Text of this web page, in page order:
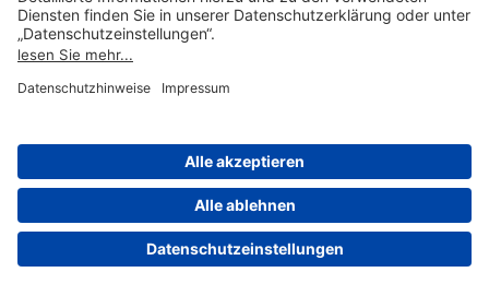
Über uns
© 2004-2026 Fraport AG - Frankfurt Airport Services Worldwide